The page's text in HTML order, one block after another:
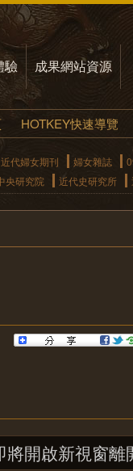
驗 成果網站資源
HOTKEY快速導覽
近代婦女期刊 婦女雜誌
央研究院 近代史研究所
將開啟新視窗離